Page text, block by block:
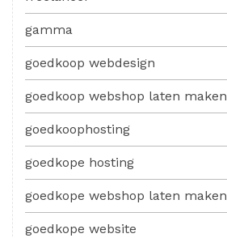
gamma
goedkoop webdesign
goedkoop webshop laten maken
goedkoophosting
goedkope hosting
goedkope webshop laten maken
goedkope website